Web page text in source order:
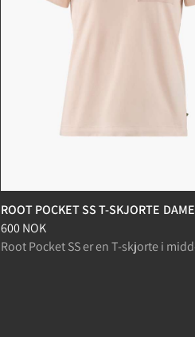
ROOT POCKET SS T-SKJORTE DAME
Pris:600 NOK, redusert fra 600 NOK
600 NOK